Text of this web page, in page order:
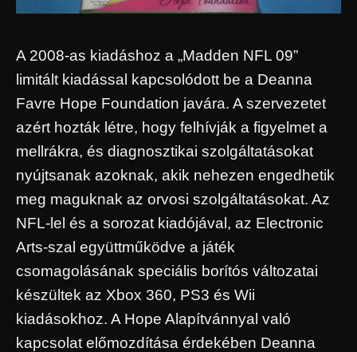
A 2008-as kiadáshoz a „Madden NFL 09”
limitált kiadással kapcsolódott be a Deanna
Favre Hope Foundation javára. A szervezetet
azért hozták létre, hogy felhívják a figyelmet a
mellrákra, és diagnosztikai szolgáltatásokat
nyújtsanak azoknak, akik nehezen engedhetik
meg maguknak az orvosi szolgáltatásokat. Az
NFL-lel és a sorozat kiadójával, az Electronic
Arts-szal együttműködve a játék
csomagolásának speciális borítós változatai
készültek az Xbox 360, PS3 és Wii
kiadásokhoz. A Hope Alapítvánnyal való
kapcsolat előmozdítása érdekében Deanna